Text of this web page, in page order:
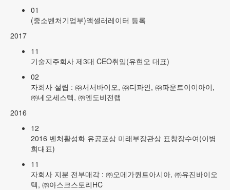
01
(중소벤처기업부)액셀러레이터 등록
2017
11
기술지주회사 제3대 CEO취임(유현오 대표)
02
자회사 설립 : ㈜서서바이오, ㈜디파인, ㈜파운트이이아이,
㈜네오세스텍, ㈜엔도비전랩
2016
12
2016 벤처활성화 유공포상 미래부장관상 표창장수여(이병
희대표)
11
자회사 지분 전부매각 : ㈜오메가퀀트아시아, ㈜유진바이오
텍, ㈜아스크스토리HC